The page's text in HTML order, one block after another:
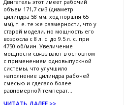
Двигатель этот имеет рабочий
объем 171,7 см3 (диаметр
цилиндра 58 мм, ход поршня 65
мм), т. е. те же размерности, что у
старой модели, но мощность его
возросла с 8 л. с. до 9.5 л. с. при
4750 об/мин. Увеличение
мощности связывают в основном
с применением одновыпускной
системы, что улучшило
наполнение цилиндра рабочей
смесью и сделало более
равномерной температ...